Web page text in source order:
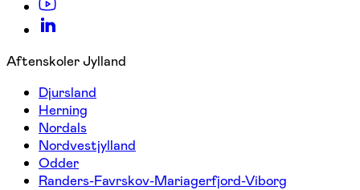
Aftenskoler Jylland
Djursland
Herning
Nordals
Nordvestjylland
Odder
Randers-Favrskov-Mariagerfjord-Viborg